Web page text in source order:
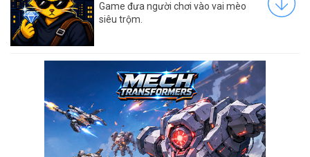
Game đưa người chơi vào vai mèo
siêu trộm.